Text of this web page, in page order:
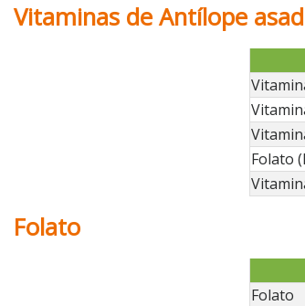
Vitaminas de Antílope
Folato
Folato
Folato